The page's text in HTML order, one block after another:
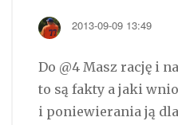
2013-09-09 13:49
Do @4 Masz rację i
to są fakty a jaki
i poniewierania ją